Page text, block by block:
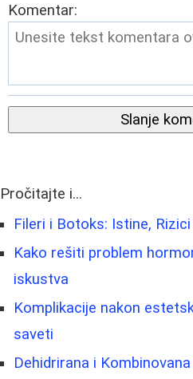
Komentar:
Slanje
Pročitajte i...
Fileri i Botoks: Istine,
Kako rešiti problem
iskustva
Komplikacije nakon
saveti
Dehidrirana i